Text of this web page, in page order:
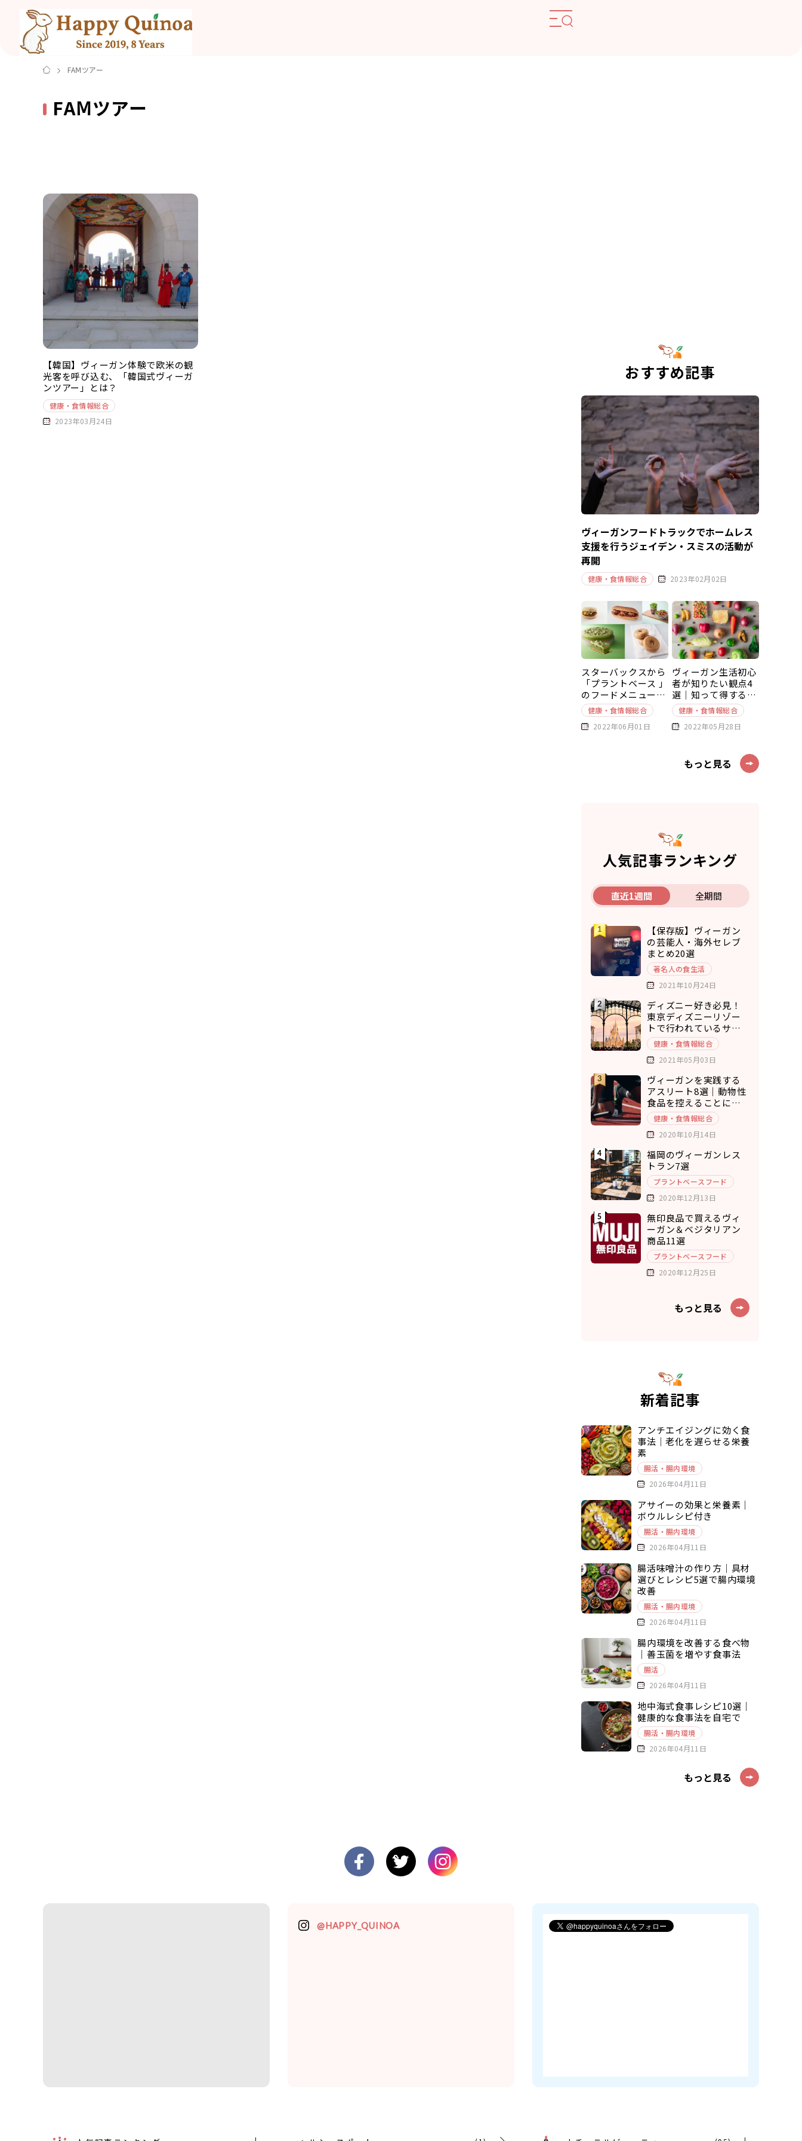
FAⅯツアー
FAⅯツアー
【韓国】ヴィーガン体験で欧米の観
光客を呼び込む、「韓国式ヴィーガ
ンツアー」とは？
健康・食情報総合
2023年03月24日
おすすめ記事
ヴィーガンフードトラックでホームレス
支援を行うジェイデン・スミスの活動が
再開
健康・食情報総合 2023年02月02日
スターバックスから
「プラントベース 」
のフードメニューが
新発売
健康・食情報総合
2022年06月01日
ヴィーガン生活初心
者が知りたい観点4
選｜知って得する豆
知識～基本編～
健康・食情報総合
2022年05月28日
もっと見る
人気記事ランキング
直近1週間 全期間
【保存版】ヴィーガン
の芸能人・海外セレブ
まとめ20選
著名人の食生活
2021年10月24日
ディズニー好き必見！
東京ディズニーリゾー
トで行われているサス
テナブルな取り組み5選
健康・食情報総合
2021年05月03日
ヴィーガンを実践する
アスリート8選｜動物性
食品を控えることにメ
リットを実感
健康・食情報総合
2020年10月14日
福岡のヴィーガンレス
トラン7選
プラントベースフード
2020年12月13日
無印良品で買えるヴィ
ーガン＆ベジタリアン
商品11選
プラントベースフード
2020年12月25日
もっと見る
新着記事
アンチエイジングに効く食
事法｜老化を遅らせる栄養
素
腸活・腸内環境
2026年04月11日
アサイーの効果と栄養素｜
ボウルレシピ付き
腸活・腸内環境
2026年04月11日
腸活味噌汁の作り方｜具材
選びとレシピ5選で腸内環境
改善
腸活・腸内環境
2026年04月11日
腸内環境を改善する食べ物
｜善玉菌を増やす食事法
腸活
2026年04月11日
地中海式食事レシピ10選｜
健康的な食事法を自宅で
腸活・腸内環境
2026年04月11日
もっと見る
@HAPPY_QUINOA